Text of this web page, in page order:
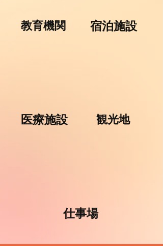
教育機関 宿泊施設
医療施設 観光地
仕事場